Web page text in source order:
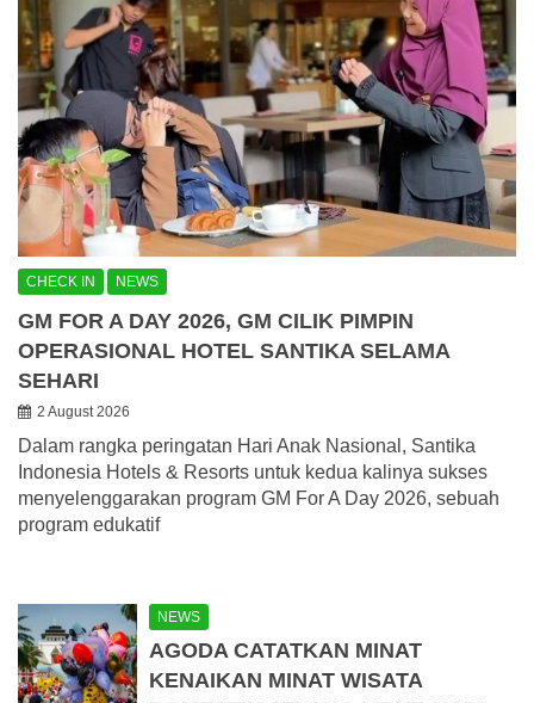
CHECK IN NEWS
GM FOR A DAY 2026, GM CILIK PIMPIN
OPERASIONAL HOTEL SANTIKA SELAMA
SEHARI
2 August 2026
Dalam rangka peringatan Hari Anak Nasional, Santika
Indonesia Hotels & Resorts untuk kedua kalinya sukses
menyelenggarakan program GM For A Day 2026, sebuah
program edukatif
NEWS
AGODA CATATKAN MINAT
KENAIKAN MINAT WISATA